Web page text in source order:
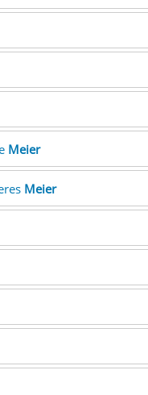
Meier
Meier